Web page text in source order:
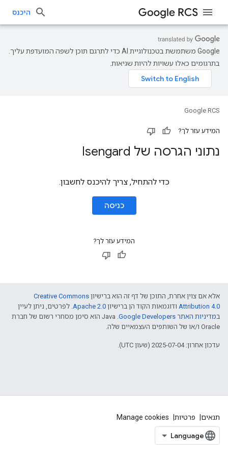
היכנס
‫Google משתמשת בטכנולוגיית AI כדי לתרגם תוכן לשפה המועדפת עליך.
בתרגומים כאלו עשויות להיות שגיאות.
Google RCS
המידע עזר לך?
נתוני הגרסה של Isengard
כדי להתחיל, צריך להיכנס לחשבון.
כניסה
המידע עזר לך?
אלא אם צוין אחרת, התוכן של דף זה הוא ברישיון Creative Commons
Attribution 4.0 ודוגמאות הקוד הן ברישיון Apache 2.0. לפרטים, ניתן לעיין
במדיניות האתר Google Developers‏
.‏ Java הוא סימן מסחרי רשום של חברת
Oracle ו/או של השותפים העצמאיים שלה.
עדכון אחרון: 2025-07-04 (שעון UTC).
תנאים פרטיות Manage cookies